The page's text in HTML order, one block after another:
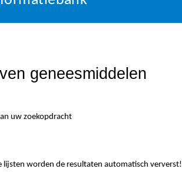
geneesmiddelen
uw zoekopdracht
lijsten worden de resultaten automatisch ververst!